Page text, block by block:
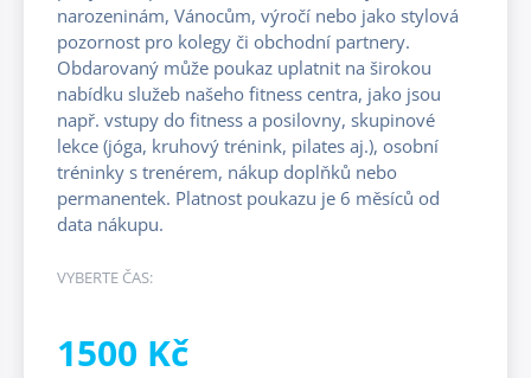
narozeninám, Vánocům, výročí nebo jako stylová
pozornost pro kolegy či obchodní partnery.
Obdarovaný může poukaz uplatnit na širokou
nabídku služeb našeho fitness centra, jako jsou
např. vstupy do fitness a posilovny, skupinové
lekce (jóga, kruhový trénink, pilates aj.), osobní
tréninky s trenérem, nákup doplňků nebo
permanentek. Platnost poukazu je 6 měsíců od
data nákupu.
VYBERTE ČAS:
1500 Kč